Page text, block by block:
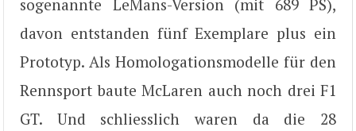
sogenannte LeMans-Version (mit 689 PS),
davon entstanden fünf Exemplare plus ein
Prototyp. Als Homologationsmodelle für den
Rennsport baute McLaren auch noch drei F1
GT. Und schliesslich waren da die 28